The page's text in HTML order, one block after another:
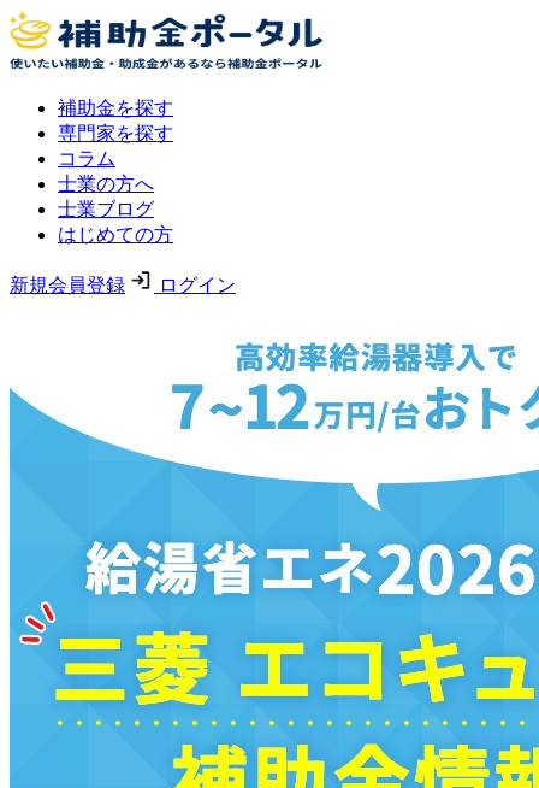
補助金を探す
専門家を探す
コラム
士業の方へ
士業ブログ
はじめての方
新規会員登録 ログイン